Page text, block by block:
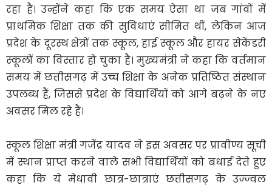
रहा है। उन्होंने कहा कि एक समय ऐसा था जब गांवों में
प्राथमिक शिक्षा तक की सुविधाएं सीमित थीं, लेकिन आज
प्रदेश के दूरस्थ क्षेत्रों तक स्कूल, हाई स्कूल और हायर सेकेंडरी
स्कूलों का विस्तार हो चुका है। मुख्यमंत्री ने कहा कि वर्तमान
समय में छत्तीसगढ़ में उच्च शिक्षा के अनेक प्रतिष्ठित संस्थान
उपलब्ध हैं, जिससे प्रदेश के विद्यार्थियों को आगे बढ़ने के नए
अवसर मिल रहे हैं।
स्कूल शिक्षा मंत्री गजेंद्र यादव ने इस अवसर पर प्रावीण्य सूची
में स्थान प्राप्त करने वाले सभी विद्यार्थियों को बधाई देते हुए
कहा कि ये मेधावी छात्र-छात्राएं छत्तीसगढ़ के उज्ज्वल